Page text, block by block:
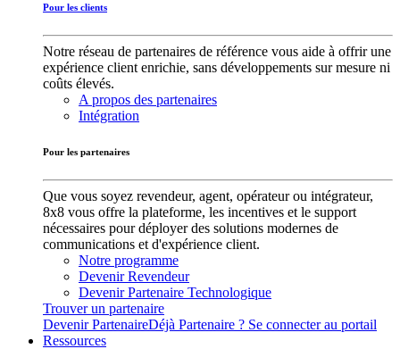
Pour les clients
Notre réseau de partenaires de référence vous aide à offrir une
expérience client enrichie, sans développements sur mesure ni
coûts élevés.
A propos des partenaires
Intégration
Pour les partenaires
Que vous soyez revendeur, agent, opérateur ou intégrateur,
8x8 vous offre la plateforme, les incentives et le support
nécessaires pour déployer des solutions modernes de
communications et d'expérience client.
Notre programme
Devenir Revendeur
Devenir Partenaire Technologique
Trouver un partenaire
Devenir PartenaireDéjà Partenaire ? Se connecter au portail
Ressources